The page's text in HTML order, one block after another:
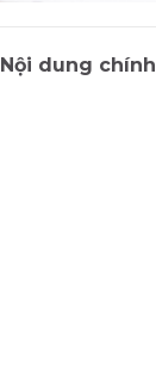
Nội dung chính